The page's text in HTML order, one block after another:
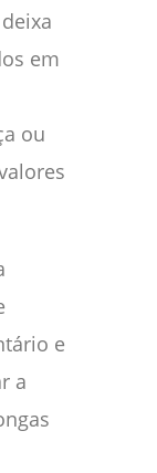
em
ou
e
a